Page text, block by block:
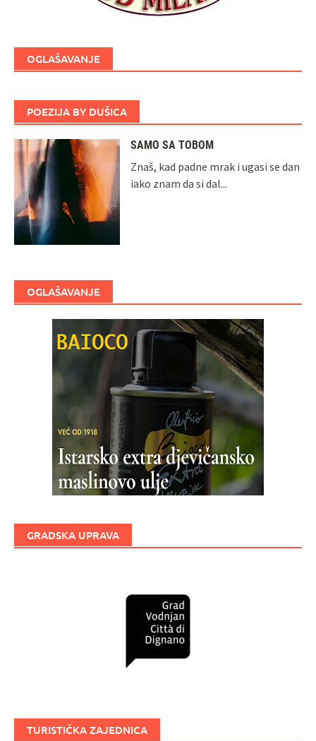
OGLAŠAVANJE
POEZIJA BY DUŠICA
SAMO SA TOBOM
Znaš, kad padne mrak i ugasi se dan
iako znam da si dal...
OGLAŠAVANJE
GRADSKA UPRAVA
TURISTIČKA ZAJEDNICA